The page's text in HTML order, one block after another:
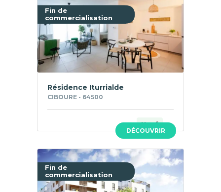
Fin de
commercialisation
DÉCOUVRIR
Résidence Iturrialde
CIBOURE - 64500
Neuf
Fin de
commercialisation